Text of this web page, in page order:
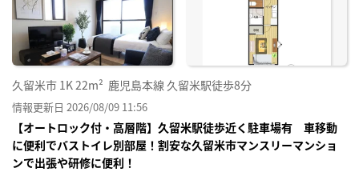
久留米市 1K22m² 鹿児島本線 久留米駅徒歩8分
情報更新日 2026/08/09 11:56
【オートロック付・高層階】久留米駅徒歩近く駐車場有 車移動
に便利でバストイレ別部屋！割安な久留米市マンスリーマンショ
ンで出張や研修に便利！